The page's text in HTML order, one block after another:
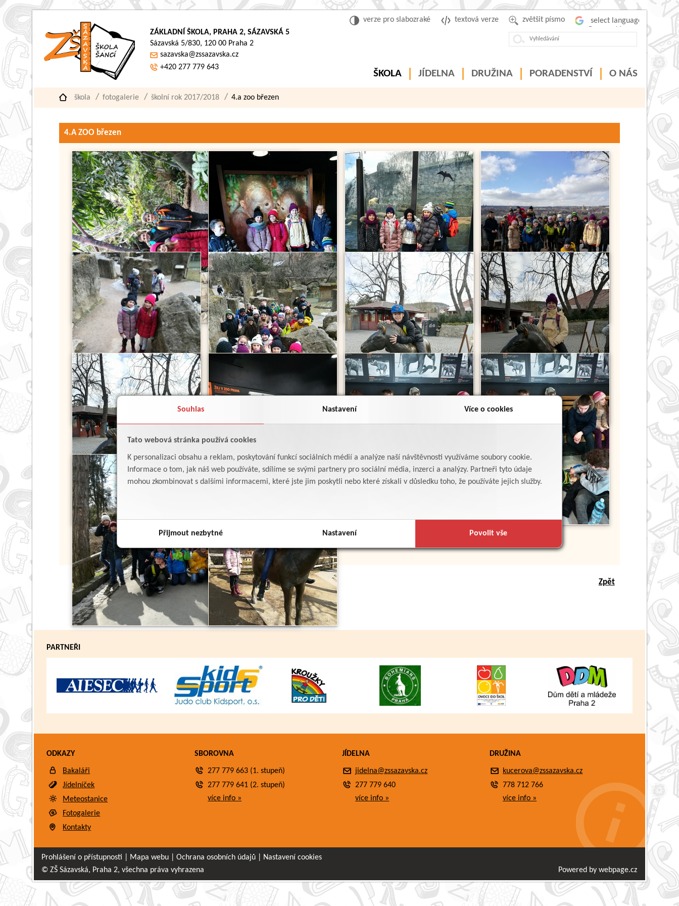
Souhlas Nastavení Více o cookies
Tato webová stránka používá cookies
K personalizaci obsahu a reklam, poskytování funkcí sociálních médií a analýze naší návštěvnosti využíváme soubory cookie.
Informace o tom, jak náš web používáte, sdílíme se svými partnery pro sociální média, inzerci a analýzy. Partneři tyto údaje
mohou zkombinovat s dalšími informacemi, které jste jim poskytli nebo které získali v důsledku toho, že používáte jejich služby.
Přijmout nezbytné Nastavení Povolit vše
zvětšit písmo
textová verze
verze pro slabozraké
ZÁKLADNÍ ŠKOLA, PRAHA 2, SÁZAVSKÁ 5
Sázavská 5/830, 120 00 Praha 2
sazavska@zssazavska.cz
+420 277 779 643
ŠKOLA JÍDELNA DRUŽINA PORADENSTVÍ O NÁS
škola fotogalerie školní rok 2017/2018 4.a zoo březen
4.A ZOO březen
Zpět
PARTNEŘI
ODKAZY
Bakaláři
Jídelníček
Meteostanice
Fotogalerie
Kontakty
SBOROVNA
277 779 663 (1. stupeň)
277 779 641 (2. stupeň)
více info »
JÍDELNA
jidelna@zssazavska.cz
277 779 640
více info »
DRUŽINA
kucerova@zssazavska.cz
778 712 766
více info »
Prohlášení o přístupnosti Mapa webu |Ochrana osobních údajů
Nastavení cookies
© ZŠ Sázavská, Praha 2, všechna práva vyhrazena
Powered by webpage.cz